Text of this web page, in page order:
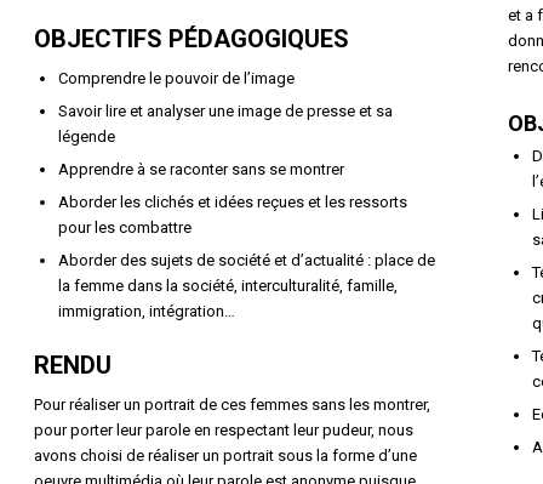
OBJECTIFS PÉDAGOGIQUES
Comprendre le pouvoir de l’image
Savoir lire et analyser une image de presse et sa
légende
Apprendre à se raconter sans se montrer
Aborder les clichés et idées reçues et les ressorts
pour les combattre
Aborder des sujets de société et d’actualité : place de
la femme dans la société, interculturalité, famille,
immigration, intégration…
RENDU
Pour réaliser un portrait de ces femmes sans les montrer,
pour porter leur parole en respectant leur pudeur, nous
avons choisi de réaliser un portrait sous la forme d’une
et a